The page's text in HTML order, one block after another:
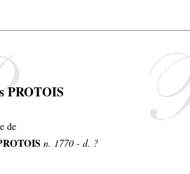
PROTOIS
de
n. 1770 - d. ?